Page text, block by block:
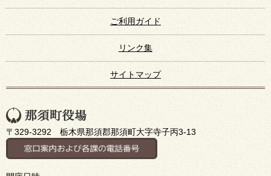
ご利用ガイド
リンク集
サイトマップ
〒329-3292 栃木県那須郡那須町大字寺子丙3-13